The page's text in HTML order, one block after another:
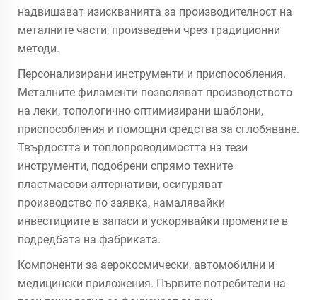
надвишават изискванията за производителност на
металните части, произведени чрез традиционни
методи.
Персонализирани инструменти и приспособления.
Металните филаменти позволяват производството
на леки, топологично оптимизирани шаблони,
приспособления и помощни средства за сглобяване.
Твърдостта и топлопроводимостта на тези
инструменти, подобрени спрямо техните
пластмасови алтернативи, осигуряват
производство по заявка, намалявайки
инвестициите в запаси и ускорявайки промените в
подредбата на фабриката.
Компоненти за аерокосмически, автомобилни и
медицински приложения. Първите потребители на